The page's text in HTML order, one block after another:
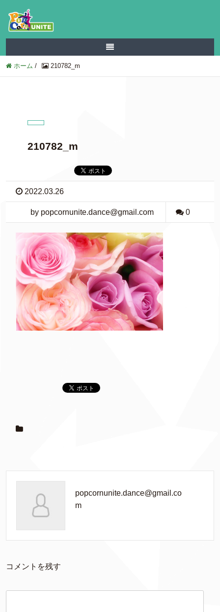
ホーム / 210782_m
210782_m
2022.03.26
by popcornunite.dance@gmail.com 0
popcornunite.dance@gmail.co
m
コメントを残す